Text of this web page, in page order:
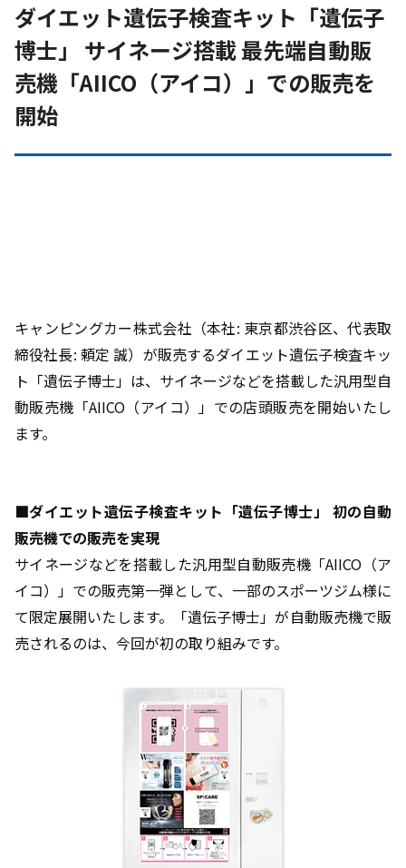
ダイエット遺伝子検査キット「遺伝子
博士」 サイネージ搭載 最先端自動販
売機「AIICO（アイコ）」での販売を
開始
キャンピングカー株式会社（本社: 東京都渋谷区、代表取
締役社長: 頼定 誠）が販売するダイエット遺伝子検査キッ
ト「遺伝子博士」は、サイネージなどを搭載した汎用型自
動販売機「AIICO（アイコ）」での店頭販売を開始いたし
ます。
■ダイエット遺伝子検査キット「遺伝子博士」 初の自動
販売機での販売を実現
サイネージなどを搭載した汎用型自動販売機「AIICO（ア
イコ）」での販売第一弾として、一部のスポーツジム様に
て限定展開いたします。「遺伝子博士」が自動販売機で販
売されるのは、今回が初の取り組みです。